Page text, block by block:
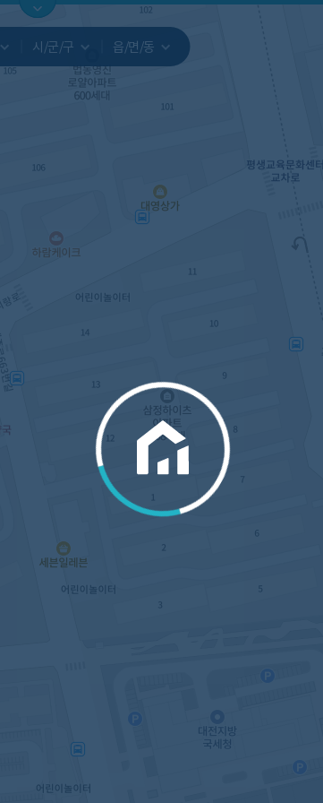
아파트분석
수요/입주 지도
수요/입주
데이터 목록
교육안내 자
업데이트 게시판
시/군/구 읍/면/동